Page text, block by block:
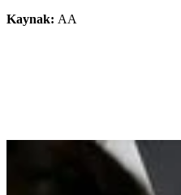
Kaynak: AA